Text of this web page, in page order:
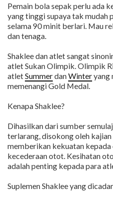
Pemain bola sepak perlu ada
yang tinggi supaya tak
selama 90 minit berlari. Mau
dan tenaga.
Shaklee dan atlet sangat
atlet Sukan Olimpik. Olimpik
atletSummerdanWinteryang
memenangi Gold Medal.
Kenapa Shaklee?
Dihasilkan dari sumber
terlarang, disokong oleh
memberikan kekuatan
kecederaan otot. Kesihatan
adalah penting kepada para
Suplemen Shaklee yang